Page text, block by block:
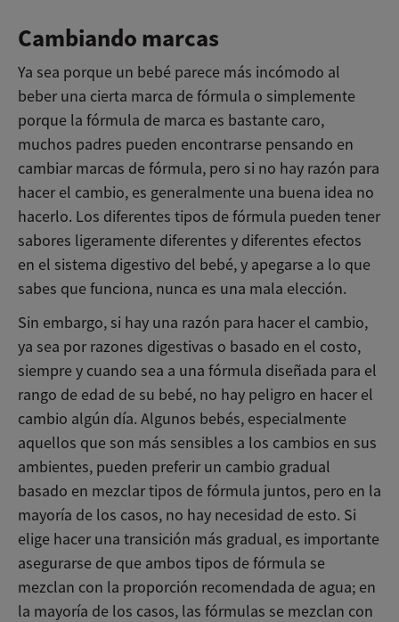
Cambiando marcas
Ya sea porque un bebé parece más incómodo al
beber una cierta marca de fórmula o simplemente
porque la fórmula de marca es bastante caro,
muchos padres pueden encontrarse pensando en
cambiar marcas de fórmula, pero si no hay razón para
hacer el cambio, es generalmente una buena idea no
hacerlo. Los diferentes tipos de fórmula pueden tener
sabores ligeramente diferentes y diferentes efectos
en el sistema digestivo del bebé, y apegarse a lo que
sabes que funciona, nunca es una mala elección.
Sin embargo, si hay una razón para hacer el cambio,
ya sea por razones digestivas o basado en el costo,
siempre y cuando sea a una fórmula diseñada para el
rango de edad de su bebé, no hay peligro en hacer el
cambio algún día. Algunos bebés, especialmente
aquellos que son más sensibles a los cambios en sus
ambientes, pueden preferir un cambio gradual
basado en mezclar tipos de fórmula juntos, pero en la
mayoría de los casos, no hay necesidad de esto. Si
elige hacer una transición más gradual, es importante
asegurarse de que ambos tipos de fórmula se
mezclan con la proporción recomendada de agua; en
la mayoría de los casos, las fórmulas se mezclan con